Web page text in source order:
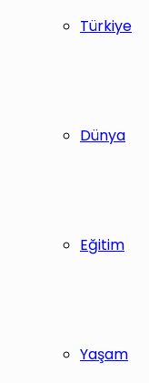
Türkiye
Dünya
Eğitim
Yaşam